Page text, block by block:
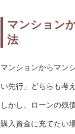
マンション
法
マンションからマン
い先行」どちらも考
しかし、ローンの残
購入資金に充てたい